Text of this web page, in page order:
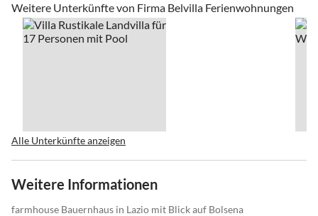
Weitere Unterkünfte von Firma Belvilla Ferienwohnungen
Alle Unterkünfte anzeigen
Weitere Informationen
farmhouse Bauernhaus in Lazio mit Blick auf Bolsena